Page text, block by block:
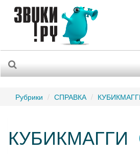
Рубрики СПРАВКА
КУБИКМАГГИ